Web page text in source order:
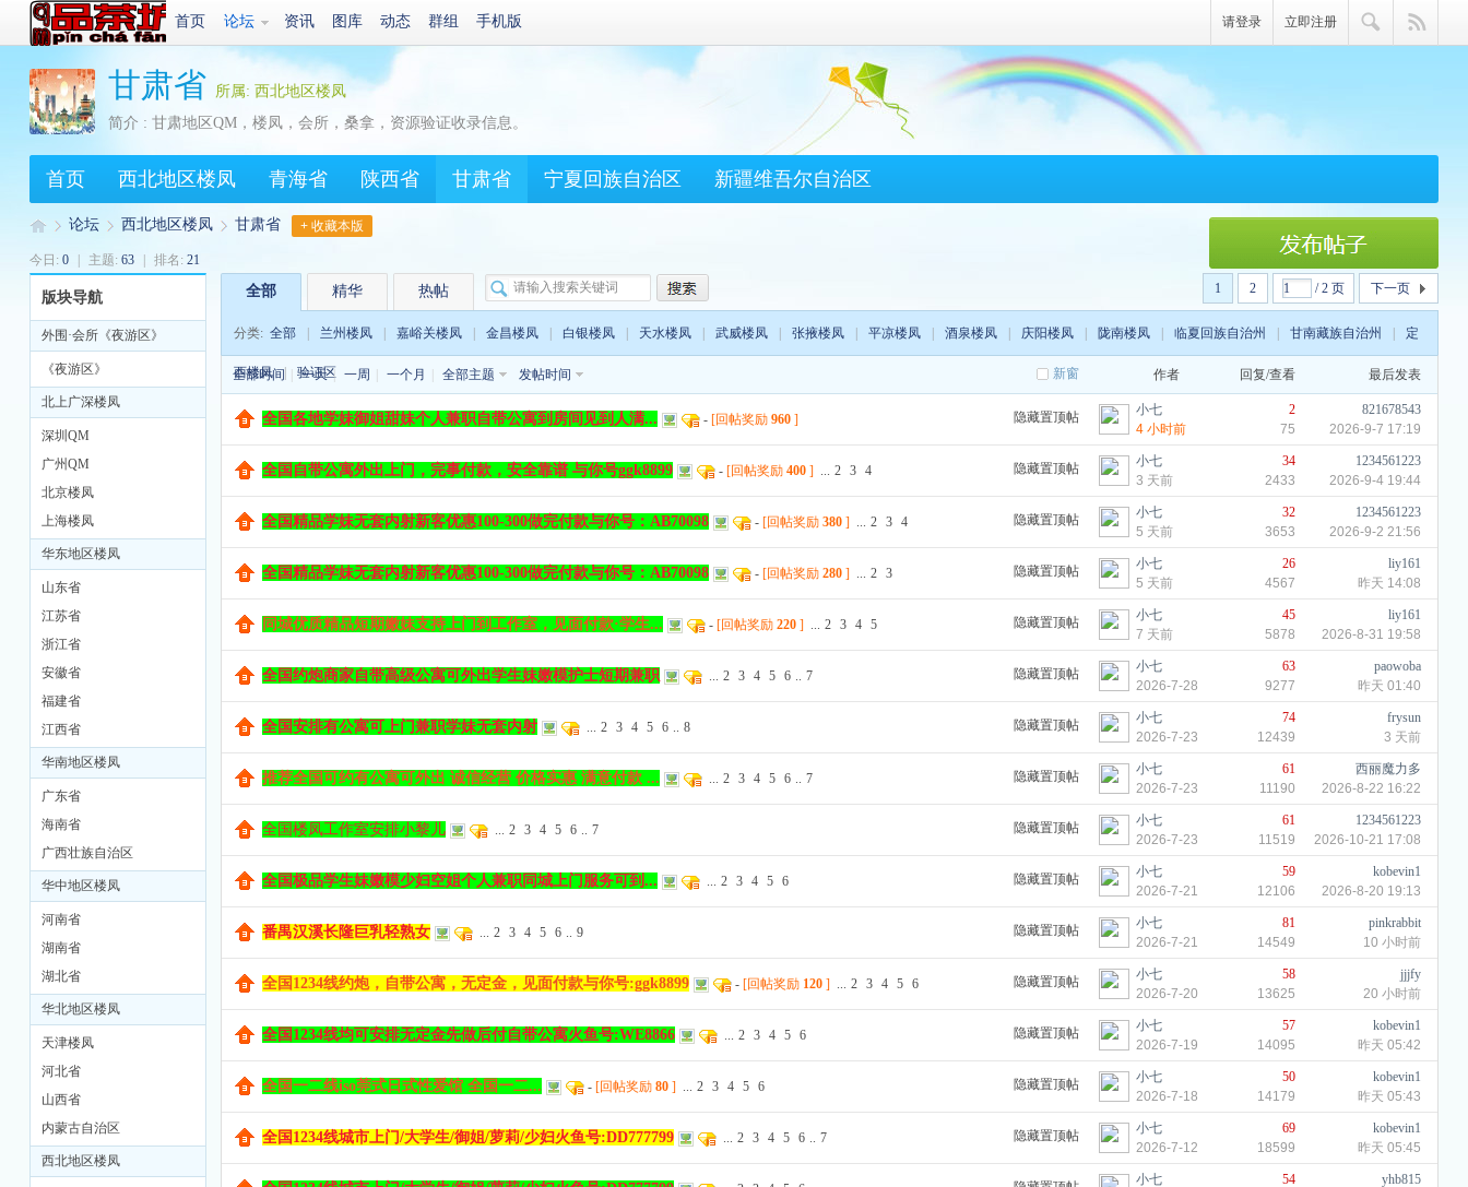
首页 论坛 资讯 图库 动态 群组 手机版 请登录 立即注册
甘肃省
所属: 西北地区楼凤
简介 : 甘肃地区QM，楼凤，会所，桑拿，资源验证收录信息。
首页 西北地区楼凤 青海省 陕西省 甘肃省 宁夏回族自治区 新疆维吾尔自治区
Q
M
品
茶
»
论坛
›
西北地区楼凤 甘肃省 + 收藏本版
今日: 0 主题: 63 排名: 21
版块导航
外围·会所《夜游区》
《夜游区》
北上广深楼凤
深圳QM
广州QM
北京楼凤
上海楼凤
华东地区楼凤
山东省
江苏省
浙江省
安徽省
福建省
江西省
华南地区楼凤
广东省
海南省
广西壮族自治区
华中地区楼凤
河南省
湖南省
湖北省
华北地区楼凤
天津楼凤
河北省
山西省
内蒙古自治区
西北地区楼凤
1 2 / 2 页 下一页
全部 精华 热帖
分类: 全部 兰州楼凤 嘉峪关楼凤 金昌楼凤 白银楼凤 天水楼凤 武威楼凤 张掖楼凤 平凉楼凤 酒泉楼凤 庆阳楼凤 陇南楼凤 临夏回族自治州 甘南藏族自治州 定
西楼凤 | 验证区 新窗
全部时间 一天 | 一周 一个月 全部主题 发帖时间 作者 回复/查看 最后发表
隐藏置顶帖
全国各地学妹御姐甜妹个人兼职自带公寓到房间见到人满... - [回帖奖励 960]
小七
4 小时前
2
75
821678543
2026-9-7 17:19
隐藏置顶帖
全国自带公寓外出上门，完事付款，安全靠谱 与你号ggk8899 - [回帖奖励 400] ... 2 3 4
小七
3 天前
34
2433
1234561223
2026-9-4 19:44
隐藏置顶帖
全国精品学妹无套内射新客优惠100-300做完付款与你号：AB70098 - [回帖奖励 380] ... 2 3 4
小七
5 天前
32
3653
1234561223
2026-9-2 21:56
隐藏置顶帖
全国精品学妹无套内射新客优惠100-300做完付款与你号：AB70098 - [回帖奖励 280] ... 2 3
小七
5 天前
26
4567
liy161
昨天 14:08
隐藏置顶帖
同城优质精品短期嫩妹支持上门到工作室，见面付款·学生... - [回帖奖励 220] ... 2 3 4 5
小七
7 天前
45
5878
liy161
2026-8-31 19:58
隐藏置顶帖
全国约炮商家自带高级公寓可外出学生妹嫩模护士短期兼职 ... 2 3 4 5 6 .. 7
小七
2026-7-28
63
9277
paowoba
昨天 01:40
隐藏置顶帖
全国安排有公寓可上门兼职学妹无套内射 ... 2 3 4 5 6 .. 8
小七
2026-7-23
74
12439
frysun
3 天前
隐藏置顶帖
推荐全国可约有公寓可外出 诚信经营 价格实惠 满意付款 ... ... 2 3 4 5 6 .. 7
小七
2026-7-23
61
11190
西丽魔力多
2026-8-22 16:22
隐藏置顶帖
全国楼凤工作室安排小黎儿 ... 2 3 4 5 6 .. 7
小七
2026-7-23
61
11519
1234561223
2026-10-21 17:08
隐藏置顶帖
全国极品学生妹嫩模少妇空姐个人兼职同城上门服务可到... ... 2 3 4 5 6
小七
2026-7-21
59
12106
kobevin1
2026-8-20 19:13
隐藏置顶帖
番禺汉溪长隆巨乳轻熟女 ... 2 3 4 5 6 .. 9
小七
2026-7-21
81
14549
pinkrabbit
10 小时前
隐藏置顶帖
全国1234线约炮，自带公寓，无定金，见面付款与你号:ggk8899 - [回帖奖励 120] ... 2 3 4 5 6
小七
2026-7-20
58
13625
jjjfy
20 小时前
隐藏置顶帖
全国1234线均可安排无定金先做后付自带公寓火鱼号:WE8866 ... 2 3 4 5 6
小七
2026-7-19
57
14095
kobevin1
昨天 05:42
隐藏置顶帖
全国一二线iso莞式日式性爱馆 全国一二... - [回帖奖励 80] ... 2 3 4 5 6
小七
2026-7-18
50
14179
kobevin1
昨天 05:43
隐藏置顶帖
全国1234线城市上门/大学生/御姐/萝莉/少妇火鱼号:DD777799 ... 2 3 4 5 6 .. 7
小七
2026-7-12
69
18599
kobevin1
昨天 05:45
小七
54
yhb815